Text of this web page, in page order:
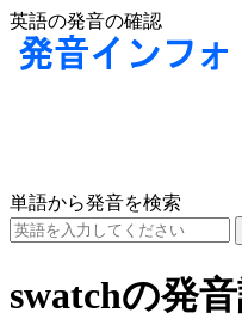
英語の発音の確認
単語から発音を検索
swatchの発